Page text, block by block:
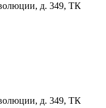
д. 349, ТК
д. 349, ТК